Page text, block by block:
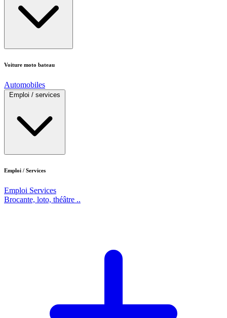
Voiture moto bateau
Automobiles
Emploi / services
Emploi / Services
Emploi Services
Brocante, loto, théâtre ..